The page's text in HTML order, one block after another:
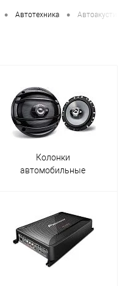
• Автотехника • Автоакустика
Колонки
автомобильные